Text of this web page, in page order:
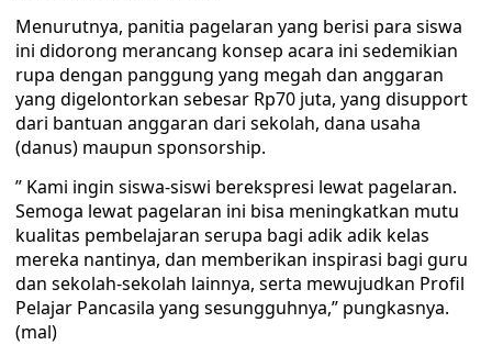
Menurutnya, panitia pagelaran yang berisi para siswa
ini didorong merancang konsep acara ini sedemikian
rupa dengan panggung yang megah dan anggaran
yang digelontorkan sebesar Rp70 juta, yang disupport
dari bantuan anggaran dari sekolah, dana usaha
(danus) maupun sponsorship.
” Kami ingin siswa-siswi berekspresi lewat pagelaran.
Semoga lewat pagelaran ini bisa meningkatkan mutu
kualitas pembelajaran serupa bagi adik adik kelas
mereka nantinya, dan memberikan inspirasi bagi guru
dan sekolah-sekolah lainnya, serta mewujudkan Profil
Pelajar Pancasila yang sesungguhnya,” pungkasnya.
(mal)